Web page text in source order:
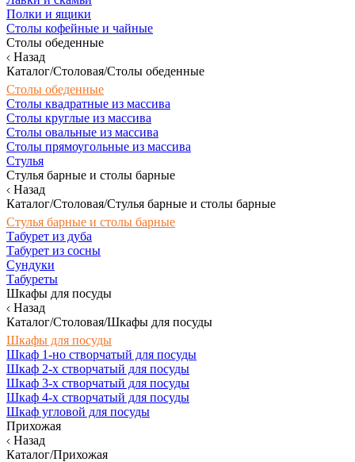
Полки и ящики
Столы кофейные и чайные
Столы обеденные
Назад
Каталог/Столовая/Столы обеденные
Столы обеденные
Столы квадратные из массива
Столы круглые из массива
Столы овальные из массива
Столы прямоугольные из массива
Стулья
Стулья барные и столы барные
Назад
Каталог/Столовая/Стулья барные и столы барные
Стулья барные и столы барные
Табурет из дуба
Табурет из сосны
Сундуки
Табуреты
Шкафы для посуды
Назад
Каталог/Столовая/Шкафы для посуды
Шкафы для посуды
Шкаф 1-но створчатый для посуды
Шкаф 2-х створчатый для посуды
Шкаф 3-х створчатый для посуды
Шкаф 4-х створчатый для посуды
Шкаф угловой для посуды
Прихожая
Назад
Каталог/Прихожая